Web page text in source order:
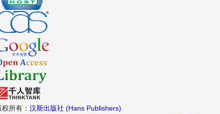
权所有： 汉斯出版社 (Hans Publishers)